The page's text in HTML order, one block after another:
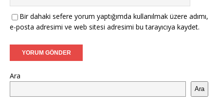
Bir dahaki sefere yorum yaptığımda kullanılmak üzere adımı,
e-posta adresimi ve web sitesi adresimi bu tarayıcıya kaydet.
Ara
Ara